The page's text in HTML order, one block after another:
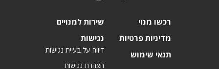
רכשו מנוי
מדיניות פרטיות
תנאי שימוש
שירות למנויים
נגישות
דיווח על בעיית נגישות
הצהרת נגישות